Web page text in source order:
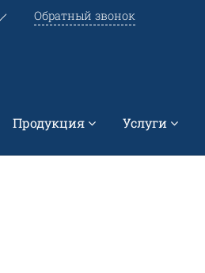
Обратный звонок
Продукция Услуги